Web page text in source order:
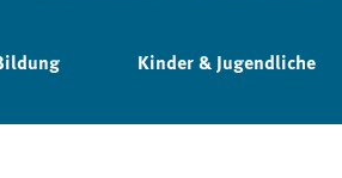
Kinder & Jugendliche